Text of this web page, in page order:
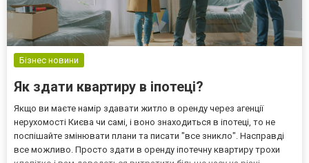
Бізнес новини
Як здати квартиру в іпотеці?
Якщо ви маєте намір здавати житло в оренду через агенції
нерухомості Києва чи самі, і воно знаходиться в іпотеці, то не
поспішайте змінювати плани та писати "все зникло". Насправді
все можливо. Просто здати в оренду іпотечну квартиру трохи